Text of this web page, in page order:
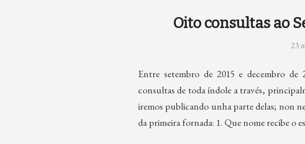
Oito consultas ao
23
Entre setembro de 2015 e decembro de
consultas de toda índole a través,
iremos publicando unha parte delas; non
da primeira fornada: 1. Que nome recibe o